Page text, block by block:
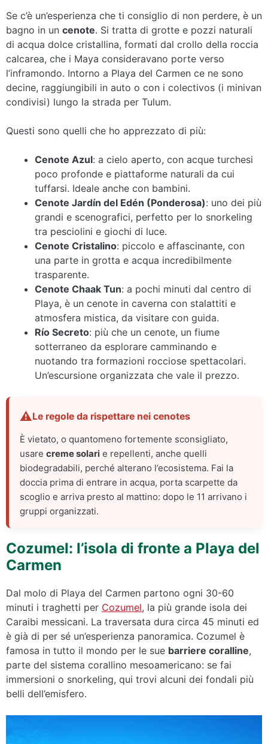
Se c’è un’esperienza che ti consiglio di non perdere, è un
bagno in un cenote. Si tratta di grotte e pozzi naturali
di acqua dolce cristallina, formati dal crollo della roccia
calcarea, che i Maya consideravano porte verso
l’inframondo. Intorno a Playa del Carmen ce ne sono
decine, raggiungibili in auto o con i colectivos (i minivan
condivisi) lungo la strada per Tulum.
Questi sono quelli che ho apprezzato di più:
Cenote Azul: a cielo aperto, con acque turchesi
poco profonde e piattaforme naturali da cui
tuffarsi. Ideale anche con bambini.
Cenote Jardín del Edén (Ponderosa): uno dei più
grandi e scenografici, perfetto per lo snorkeling
tra pesciolini e giochi di luce.
Cenote Cristalino: piccolo e affascinante, con
una parte in grotta e acqua incredibilmente
trasparente.
Cenote Chaak Tun: a pochi minuti dal centro di
Playa, è un cenote in caverna con stalattiti e
atmosfera mistica, da visitare con guida.
Río Secreto: più che un cenote, un fiume
sotterraneo da esplorare camminando e
nuotando tra formazioni rocciose spettacolari.
Un’escursione organizzata che vale il prezzo.
Le regole da rispettare nei cenotes
È vietato, o quantomeno fortemente sconsigliato,
usare creme solari e repellenti, anche quelli
biodegradabili, perché alterano l’ecosistema. Fai la
doccia prima di entrare in acqua, porta scarpette da
scoglio e arriva presto al mattino: dopo le 11 arrivano i
gruppi organizzati.
Cozumel: l’isola di fronte a Playa del
Carmen
Dal molo di Playa del Carmen partono ogni 30-60
minuti i traghetti per Cozumel, la più grande isola dei
Caraibi messicani. La traversata dura circa 45 minuti ed
è già di per sé un’esperienza panoramica. Cozumel è
famosa in tutto il mondo per le sue barriere coralline,
parte del sistema corallino mesoamericano: se fai
immersioni o snorkeling, qui trovi alcuni dei fondali più
belli dell’emisfero.